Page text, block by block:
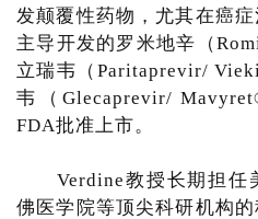
发颠覆性药物，尤其在癌
主导开发的罗米地辛（
立瑞韦（Paritaprevir/
韦（Glecaprevir/
FDA批准上市。
Verdine教授长期担任
佛医学院等顶尖科研机构